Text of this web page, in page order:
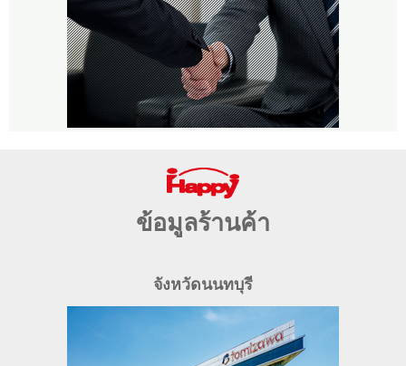
ข้อมูลร้านค้า
จังหวัดนนทบุรี